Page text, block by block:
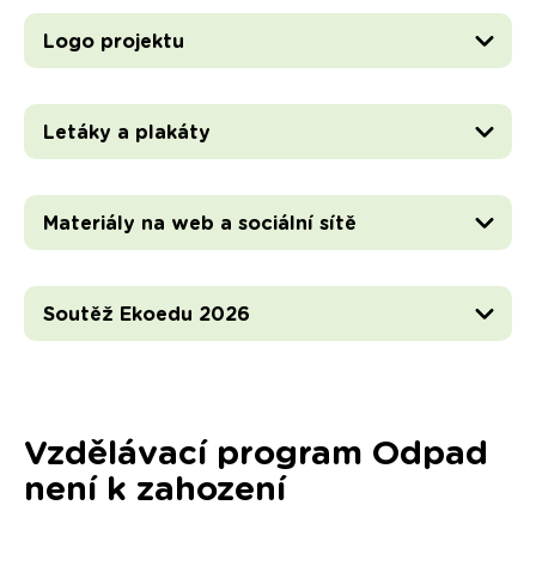
Logo projektu
Letáky a plakáty
Materiály na web a sociální sítě
Soutěž Ekoedu 2026
Vzdělávací program Odpad
není k zahození